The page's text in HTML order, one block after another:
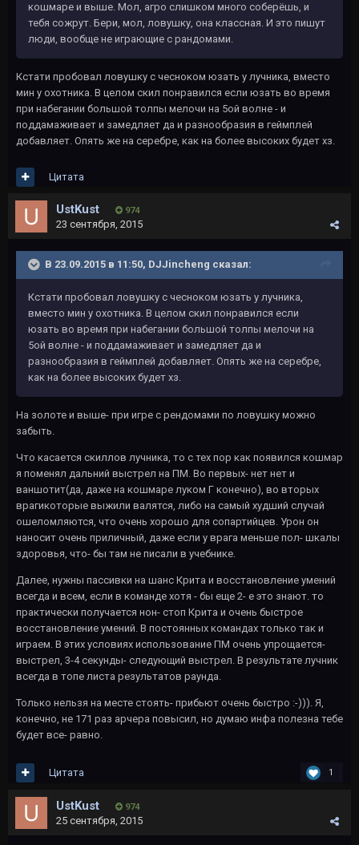
кошмаре и выше. Мол, агро слишком много соберёшь, и
тебя сожрут. Бери, мол, ловушку, она классная. И это пишут
люди, вообще не играющие с рандомами.
Кстати пробовал ловушку с чесноком юзать у лучника, вместо
мин у охотника. В целом скил понравился если юзать во время
при набегании большой толпы мелочи на 5ой волне - и
поддамаживает и замедляет да и разнообразия в геймплей
добавляет. Опять же на серебре, как на более высоких будет хз.
Цитата
UstKust 974
23 сентября, 2015
В 23.09.2015 в 11:50, DJJincheng сказал:
Кстати пробовал ловушку с чесноком юзать у лучника,
вместо мин у охотника. В целом скил понравился если
юзать во время при набегании большой толпы мелочи на
5ой волне - и поддамаживает и замедляет да и
разнообразия в геймплей добавляет. Опять же на серебре,
как на более высоких будет хз.
На золоте и выше- при игре с рендомами по ловушку можно
забыть.
Что касается скиллов лучника, то с тех пор как появился кошмар
я поменял дальний выстрел на ПМ. Во первых- нет нет и
ваншотит(да, даже на кошмаре луком Г конечно), во вторых
врагикоторые выжили валятся, либо на самый худший случай
ошеломляются, что очень хорошо для сопартийцев. Урон он
наносит очень приличный, даже если у врага меньше пол- шкалы
здоровья, что- бы там не писали в учебнике.
Далее, нужны пассивки на шанс Крита и восстановление умений
всегда и всем, если в команде хотя - бы еще 2- е это знают. то
практически получается нон- стоп Крита и очень быстрое
восстановление умений. В постоянных командах только так и
играем. В этих условиях использование ПМ очень упрощается-
выстрел, 3-4 секунды- следующий выстрел. В результате лучник
всегда в топе листа результатов раунда.
Только нельзя на месте стоять- прибьют очень быстро :-))). Я,
конечно, не 171 раз арчера повысил, но думаю инфа полезна тебе
будет все- равно.
1
Цитата
UstKust 974
25 сентября, 2015